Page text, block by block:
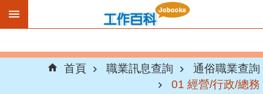
跳到主要內容區塊
首頁 職業訊息查詢
通俗職業查詢
01 經營/行政/總務